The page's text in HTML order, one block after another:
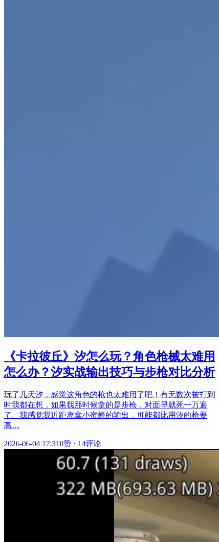
《卡拉彼丘》汐怎么玩？角色枪械太难用
怎么办？汐实战输出技巧与步枪对比分析
玩了几天汐，感觉这角色的枪也太难用了吧！有无数次被打到
时我都在想，如果我那时候拿的是步枪，对面早就死一万遍
了。我感觉我近距离拿小蜜蜂的输出，可能都比用汐的枪要
高…
2026-06-04 17:310赞 · 14评论